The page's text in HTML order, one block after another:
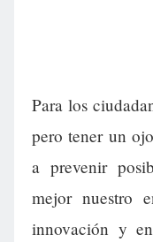
Para los
pero tener un
a prevenir
mejor nuestro
innovación y